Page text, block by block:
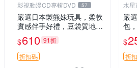
影視動漫CD專輯DVD 57
嚴選日本製熊妹玩具，柔軟
實感伴手好禮，豆袋質地手
感佳，抱枕小熊 recom 推薦
白色豆袋 玩具
$610 91折
折扣碼
水
嚴
包
熊
$
折